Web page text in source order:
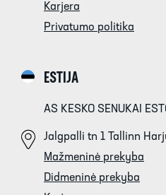
Karjera
Privatumo politika
ESTIJA
AS KESKO SENUKAI
Jalgpalli tn 1 Tallinn
Mažmeninė prekyba
Didmeninė prekyba